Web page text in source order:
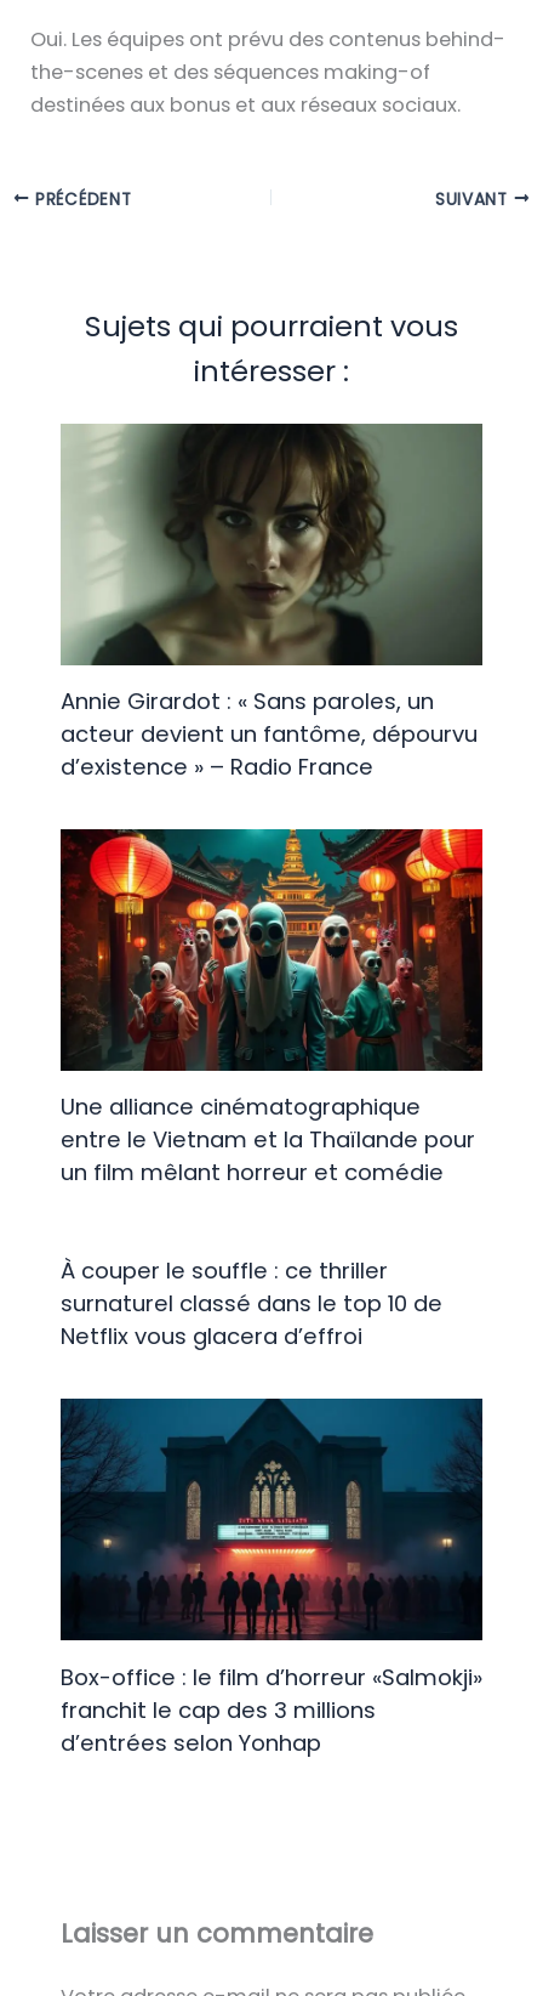
Oui. Les équipes ont prévu des contenus behind-
the-scenes et des séquences making-of
destinées aux bonus et aux réseaux sociaux.
PRÉCÉDENT SUIVANT
Sujets qui pourraient vous
intéresser :
Annie Girardot : « Sans paroles, un
acteur devient un fantôme, dépourvu
d’existence » – Radio France
Une alliance cinématographique
entre le Vietnam et la Thaïlande pour
un film mêlant horreur et comédie
À couper le souffle : ce thriller
surnaturel classé dans le top 10 de
Netflix vous glacera d’effroi
Box-office : le film d’horreur «Salmokji»
franchit le cap des 3 millions
d’entrées selon Yonhap
Laisser un commentaire